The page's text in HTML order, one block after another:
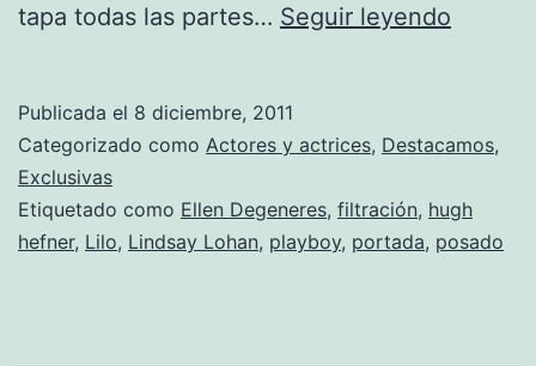
tapa todas las partes… Seguir leyendo
Lindsay
para
Publicada el 8 diciembre, 2011
Categorizado como Actores y actrices, Destacamos,
Exclusivas
Etiquetado como Ellen Degeneres, filtración, hugh
hefner, Lilo, Lindsay Lohan, playboy, portada, posado